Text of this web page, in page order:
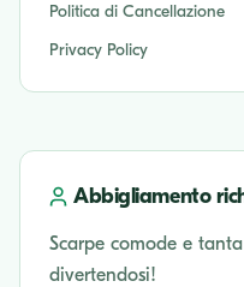
Politica di Cancellazione
Privacy Policy
Abbigliamento
Scarpe comode e
divertendosi!